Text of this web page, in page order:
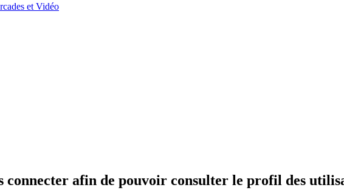
et Vidéo
connecter afin de pouvoir consulter le profil des